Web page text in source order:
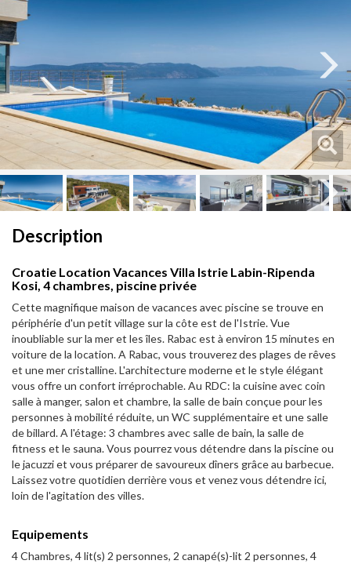
Next
Description
Croatie Location Vacances Villa Istrie Labin-Ripenda
Kosi, 4 chambres, piscine privée
Cette magnifique maison de vacances avec piscine se trouve en
périphérie d'un petit village sur la côte est de l'Istrie. Vue
inoubliable sur la mer et les îles. Rabac est à environ 15 minutes en
voiture de la location. A Rabac, vous trouverez des plages de rêves
et une mer cristalline. L'architecture moderne et le style élégant
vous offre un confort irréprochable. Au RDC: la cuisine avec coin
salle à manger, salon et chambre, la salle de bain conçue pour les
personnes à mobilité réduite, un WC supplémentaire et une salle
de billard. A l'étage: 3 chambres avec salle de bain, la salle de
fitness et le sauna. Vous pourrez vous détendre dans la piscine ou
le jacuzzi et vous préparer de savoureux dîners grâce au barbecue.
Laissez votre quotidien derrière vous et venez vous détendre ici,
loin de l'agitation des villes.
Equipements
4 Chambres, 4 lit(s) 2 personnes, 2 canapé(s)-lit 2 personnes, 4